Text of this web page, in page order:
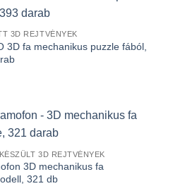
3D REJTVÉNYEK
3D fa mechanikus puzzle fából,
3D REJTVÉNYEK
3D mechanikus fa
321 db